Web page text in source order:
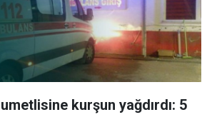
kurşun yağdırdı: 5